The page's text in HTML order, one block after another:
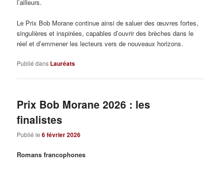
l’ailleurs.
Le Prix Bob Morane continue ainsi de saluer des œuvres fortes,
singulières et inspirées, capables d’ouvrir des brèches dans le
réel et d’emmener les lecteurs vers de nouveaux horizons.
Publié dans Lauréats
Prix Bob Morane 2026 : les
finalistes
Publié le6 février 2026
Romans francophones